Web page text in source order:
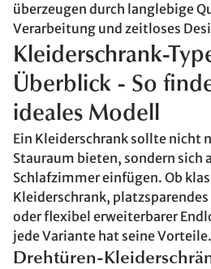
überzeugen durch langlebige
Verarbeitung und zeitloses
Kleiderschrank-
Überblick - So
ideales Modell
Ein Kleiderschrank sollte nicht
Stauraum bieten, sondern sich
Schlafzimmer einfügen. Ob
Kleiderschrank,
oder flexibel erweiterbarer
jede Variante hat seine Vorteile.
Drehtüren-